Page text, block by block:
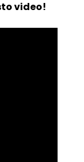
video!